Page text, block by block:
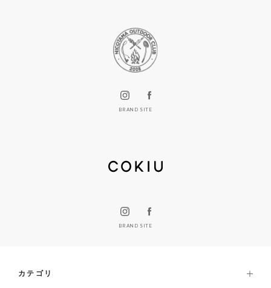
BRAND SITE
BRAND SITE
カテゴリ